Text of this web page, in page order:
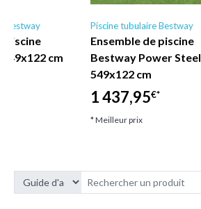
Bestway
piscine
cm
Piscine tubulaire Bestway
Ensemble de piscine
Bestway Power Steel
549x122 cm
1 437,95€*
* Meilleur prix